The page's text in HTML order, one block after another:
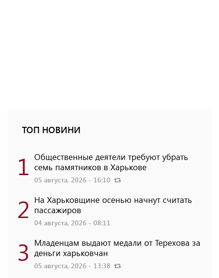
ТОП НОВИНИ
1 Общественные деятели требуют убрать
семь памятников в Харькове
05 августа, 2026 - 16:10
2 На Харьковщине осенью начнут считать
пассажиров
04 августа, 2026 - 08:11
3 Младенцам выдают медали от Терехова за
деньги харьковчан
05 августа, 2026 - 13:38